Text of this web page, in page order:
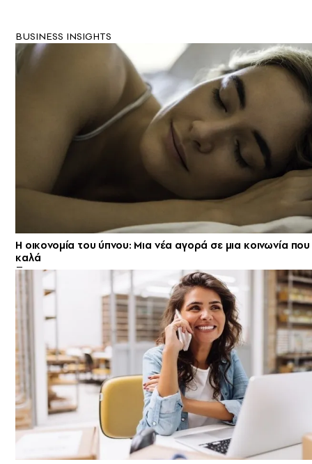
BUSINESS INSIGHTS
Η οικονομία του ύπνου: Μια νέα αγορά σε μια κοινωνία που
καλά